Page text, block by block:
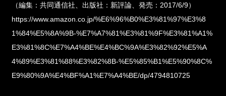
（編集：共同通信社、出版社：新評論、発売：2017/6/9）
https://www.amazon.co.jp/%E6%96%B0%E3%81%97%E3%8
1%84%E5%8A%9B-%E7%A7%81%E3%81%9F%E3%81%A1%
E3%81%8C%E7%A4%BE%E4%BC%9A%E3%82%92%E5%A
4%89%E3%81%88%E3%82%8B-%E5%85%B1%E5%90%8C%
E9%80%9A%E4%BF%A1%E7%A4%BE/dp/4794810725